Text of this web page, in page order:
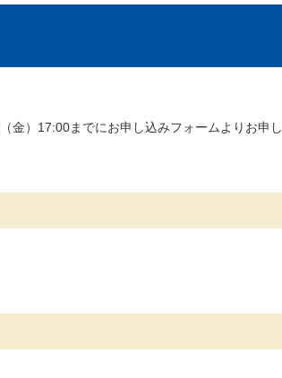
金）17:00までにお申し込みフォームよりお申し